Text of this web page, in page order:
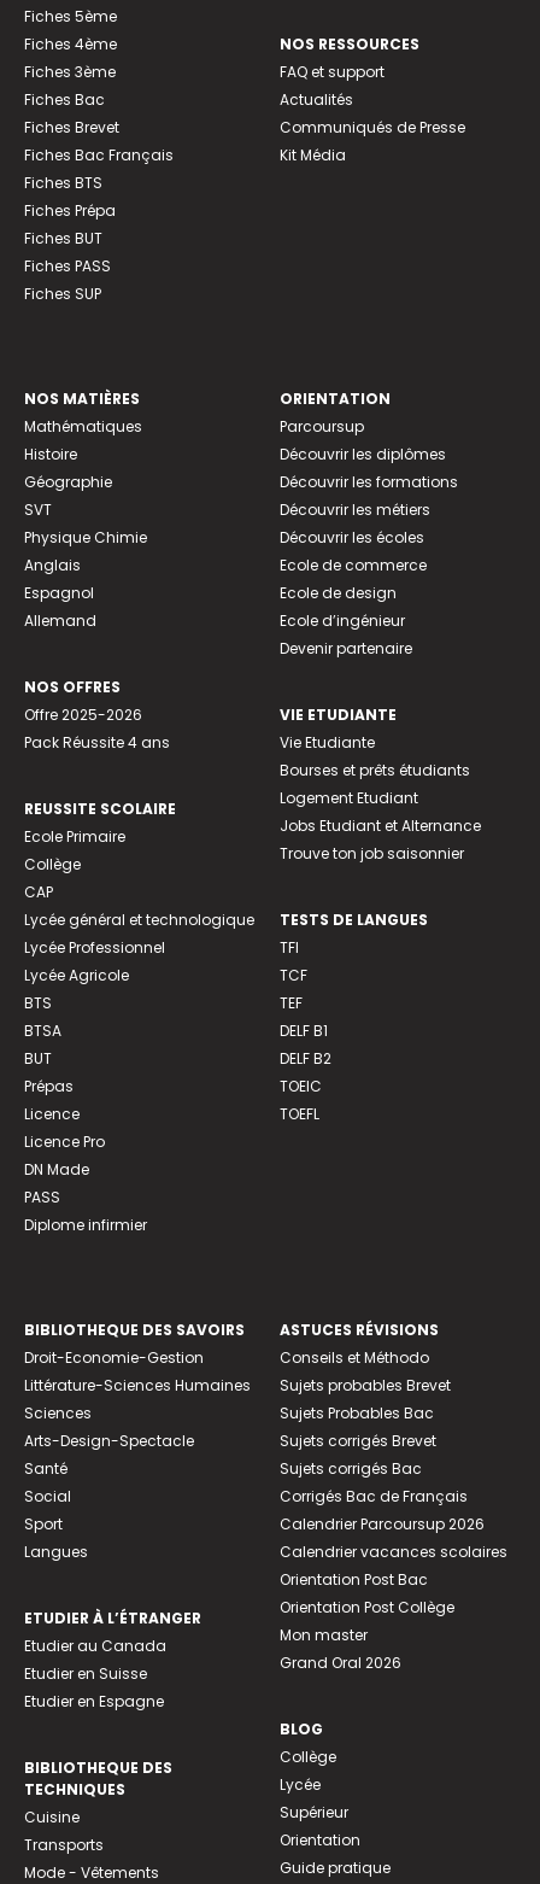
Fiches 5ème
Fiches 4ème
Fiches 3ème
Fiches Bac
Fiches Brevet
Fiches Bac Français
Fiches BTS
Fiches Prépa
Fiches BUT
Fiches PASS
Fiches SUP
NOS RESSOURCES
FAQ et support
Actualités
Communiqués de Presse
Kit Média
NOS MATIÈRES
Mathématiques
Histoire
Géographie
SVT
Physique Chimie
Anglais
Espagnol
Allemand
NOS OFFRES
Offre 2025-2026
Pack Réussite 4 ans
REUSSITE SCOLAIRE
Ecole Primaire
Collège
CAP
Lycée général et technologique
Lycée Professionnel
Lycée Agricole
BTS
BTSA
BUT
Prépas
Licence
Licence Pro
DN Made
PASS
Diplome infirmier
ORIENTATION
Parcoursup
Découvrir les diplômes
Découvrir les formations
Découvrir les métiers
Découvrir les écoles
Ecole de commerce
Ecole de design
Ecole d’ingénieur
Devenir partenaire
VIE ETUDIANTE
Vie Etudiante
Bourses et prêts étudiants
Logement Etudiant
Jobs Etudiant et Alternance
Trouve ton job saisonnier
TESTS DE LANGUES
TFI
TCF
TEF
DELF B1
DELF B2
TOEIC
TOEFL
BIBLIOTHEQUE DES SAVOIRS
Droit-Economie-Gestion
Littérature-Sciences Humaines
Sciences
Arts-Design-Spectacle
Santé
Social
Sport
Langues
ETUDIER À L’ÉTRANGER
Etudier au Canada
Etudier en Suisse
Etudier en Espagne
BIBLIOTHEQUE DES
TECHNIQUES
Cuisine
Transports
Mode - Vêtements
ASTUCES RÉVISIONS
Conseils et Méthodo
Sujets probables Brevet
Sujets Probables Bac
Sujets corrigés Brevet
Sujets corrigés Bac
Corrigés Bac de Français
Calendrier Parcoursup 2026
Calendrier vacances scolaires
Orientation Post Bac
Orientation Post Collège
Mon master
Grand Oral 2026
BLOG
Collège
Lycée
Supérieur
Orientation
Guide pratique